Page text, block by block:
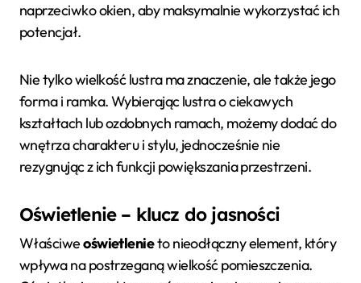
naprzeciwko okien, aby maksymalnie wykorzystać ich
potencjał.
Nie tylko wielkość lustra ma znaczenie, ale także jego
forma i ramka. Wybierając lustra o ciekawych
kształtach lub ozdobnych ramach, możemy dodać do
wnętrza charakteru i stylu, jednocześnie nie
rezygnując z ich funkcji powiększania przestrzeni.
Oświetlenie – klucz do jasności
Właściweoświetlenieto nieodłączny element, który
wpływa na postrzeganą wielkość pomieszczenia.